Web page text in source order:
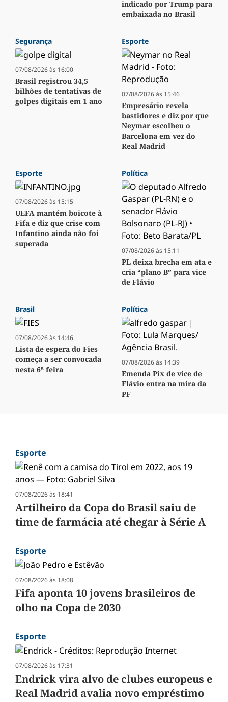
indicado por Trump para
embaixada no Brasil
Segurança
07/08/2026 às 16:00
Brasil registrou 34,5
bilhões de tentativas de
golpes digitais em 1 ano
Esporte
07/08/2026 às 15:46
Empresário revela
bastidores e diz por que
Neymar escolheu o
Barcelona em vez do
Real Madrid
Esporte
07/08/2026 às 15:15
UEFA mantém boicote à
Fifa e diz que crise com
Infantino ainda não foi
superada
Política
07/08/2026 às 15:11
PL deixa brecha em ata e
cria “plano B” para vice
de Flávio
Brasil
07/08/2026 às 14:46
Lista de espera do Fies
começa a ser convocada
nesta 6ª feira
Política
07/08/2026 às 14:39
Emenda Pix de vice de
Flávio entra na mira da
PF
Esporte
07/08/2026 às 18:41
Artilheiro da Copa do Brasil saiu de
time de farmácia até chegar à Série A
Esporte
07/08/2026 às 18:08
Fifa aponta 10 jovens brasileiros de
olho na Copa de 2030
Esporte
07/08/2026 às 17:31
Endrick vira alvo de clubes europeus e
Real Madrid avalia novo empréstimo